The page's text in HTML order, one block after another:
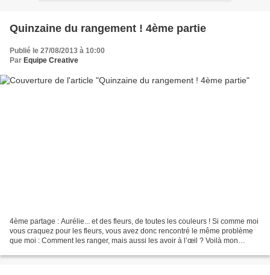
Quinzaine du rangement ! 4ème partie
Publié le 27/08/2013 à 10:00
Par Equipe Creative
4ème partage : Aurélie... et des fleurs, de toutes les couleurs ! Si comme moi
vous craquez pour les fleurs, vous avez donc rencontré le même problème
que moi : Comment les ranger, mais aussi les avoir à l’œil ? Voilà mon